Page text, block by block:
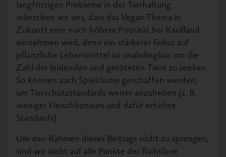
langfristigen Probleme in der Tierhaltung
wünschen wir uns, dass das Vegan-Thema in
Zukunft eine noch höhere Priorität bei Kaufland
einnehmen wird, denn ein stärkerer Fokus auf
pflanzliche Lebensmittel ist unabdingbar, um die
Zahl der leidenden und getöteten Tiere zu senken.
So können auch Spielräume geschaffen werden,
um Tierschutzstandards weiter anzuheben (z. B.
weniger Fleischkonsum und dafür erhöhte
Standards).
Um den Rahmen dieses Beitrags nicht zu sprengen,
sind wir nicht auf alle Punkte der Richtlinie